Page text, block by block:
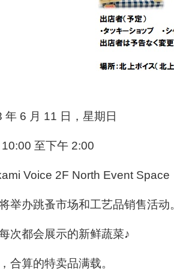
年 6 月 11 日，星期日
10:00 至下午 2:00
Voice 2F North Event Space
举办跳蚤市场和工艺品销售活动
次都会展示的新鲜蔬菜♪
合算的特卖品满载。